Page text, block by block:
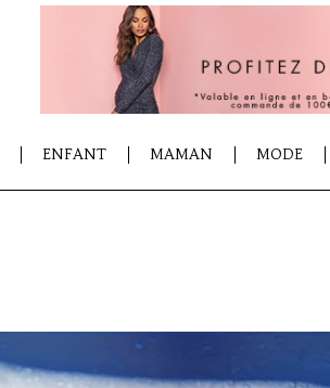
ENFANT MAMAN MODE